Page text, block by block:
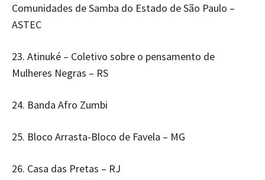
Comunidades de Samba do Estado de São Paulo –
ASTEC
23. Atinuké – Coletivo sobre o pensamento de
Mulheres Negras – RS
24. Banda Afro Zumbi
25. Bloco Arrasta-Bloco de Favela – MG
26. Casa das Pretas – RJ